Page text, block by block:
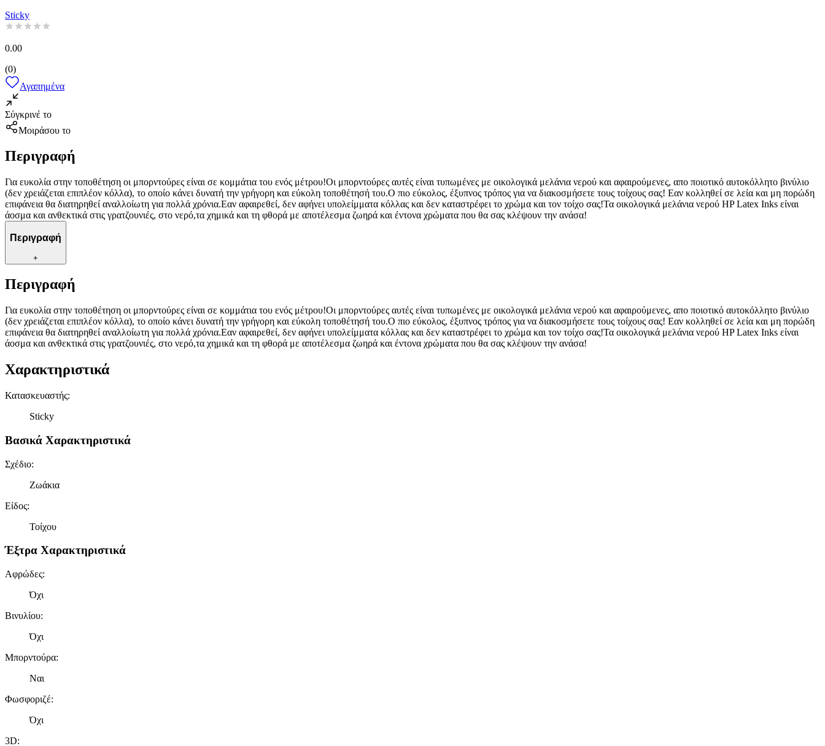
Sticky
0.00
(0)
Αγαπημένα
Σύγκρινέ το
Μοιράσου το
Περιγραφή
Για ευκολία στην τοποθέτηση οι μπορντούρες είναι σε κομμάτια του ενός μέτρου!Οι μπορντούρες αυτές είναι τυπωμένες με οικολογικά μελάνια νερού και αφαιρούμενες, απο ποιοτικό αυτοκόλλητο βινύλιο
(δεν χρειάζεται επιπλέον κόλλα), το οποίο κάνει δυνατή την γρήγορη και εύκολη τοποθέτησή του.Ο πιο εύκολος, έξυπνος τρόπος για να διακοσμήσετε τους τοίχους σας! Εαν κολληθεί σε λεία και μη πορώδη
επιφάνεια θα διατηρηθεί αναλλοίωτη για πολλά χρόνια.Εαν αφαιρεθεί, δεν αφήνει υπολείμματα κόλλας και δεν καταστρέφει το χρώμα και τον τοίχο σας!Τα οικολογικά μελάνια νερού HP Latex Inks είναι
άοσμα και ανθεκτικά στις γρατζουνιές, στο νερό,τα χημικά και τη φθορά με αποτέλεσμα ζωηρά και έντονα χρώματα που θα σας κλέψουν την ανάσα!
Περιγραφή
+
Περιγραφή
Για ευκολία στην τοποθέτηση οι μπορντούρες είναι σε κομμάτια του ενός μέτρου!Οι μπορντούρες αυτές είναι τυπωμένες με οικολογικά μελάνια νερού και αφαιρούμενες, απο ποιοτικό αυτοκόλλητο βινύλιο
(δεν χρειάζεται επιπλέον κόλλα), το οποίο κάνει δυνατή την γρήγορη και εύκολη τοποθέτησή του.Ο πιο εύκολος, έξυπνος τρόπος για να διακοσμήσετε τους τοίχους σας! Εαν κολληθεί σε λεία και μη πορώδη
επιφάνεια θα διατηρηθεί αναλλοίωτη για πολλά χρόνια.Εαν αφαιρεθεί, δεν αφήνει υπολείμματα κόλλας και δεν καταστρέφει το χρώμα και τον τοίχο σας!Τα οικολογικά μελάνια νερού HP Latex Inks είναι
άοσμα και ανθεκτικά στις γρατζουνιές, στο νερό,τα χημικά και τη φθορά με αποτέλεσμα ζωηρά και έντονα χρώματα που θα σας κλέψουν την ανάσα!
Χαρακτηριστικά
Κατασκευαστής:
Sticky
Βασικά Χαρακτηριστικά
Σχέδιο:
Ζωάκια
Είδος:
Τοίχου
Έξτρα Χαρακτηριστικά
Αφρώδες:
Όχι
Βινυλίου:
Όχι
Μπορντούρα:
Ναι
Φωσφοριζέ:
Όχι
3D: